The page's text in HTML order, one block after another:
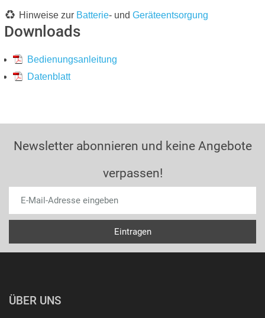
Hinweise zur Batterie- und Geräteentsorgung
Downloads
Bedienungsanleitung
Datenblatt
Newsletter abonnieren und keine Angebote
verpassen!
ÜBER UNS